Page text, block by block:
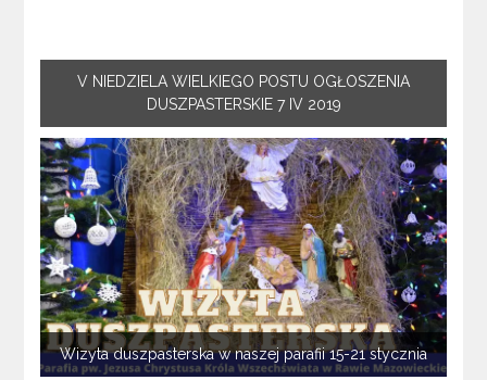
V NIEDZIELA WIELKIEGO POSTU OGŁOSZENIA
DUSZPASTERSKIE 7 IV 2019
Wizyta duszpasterska w naszej parafii 15-21 stycznia